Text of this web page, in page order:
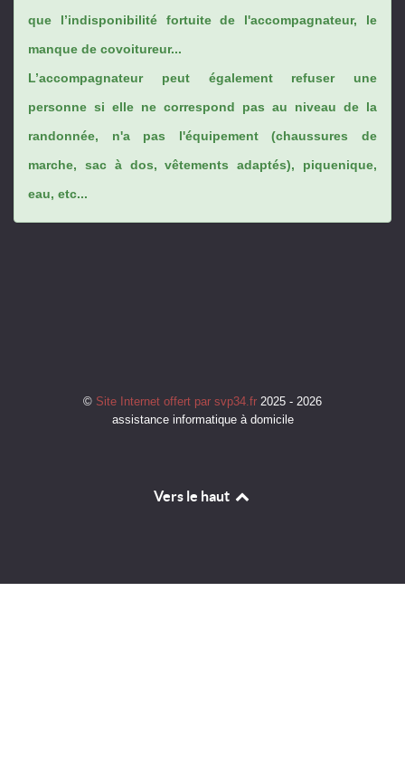
que l’indisponibilité fortuite de l'accompagnateur, le
manque de covoitureur...
L’accompagnateur peut également refuser une
personne si elle ne correspond pas au niveau de la
randonnée, n'a pas l'équipement (chaussures de
marche, sac à dos, vêtements adaptés), piquenique,
eau, etc...
© Site Internet offert par svp34.fr 2025 - 2026
assistance informatique à domicile
Vers le haut